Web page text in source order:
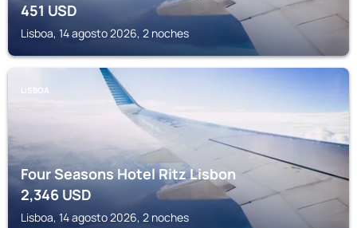
451USD
Lisboa, 14 agosto 2026, 2 noches
LISBOA
Four Seasons Hotel Ritz Lisbon
2,346USD
Lisboa, 14 agosto 2026, 2 noches